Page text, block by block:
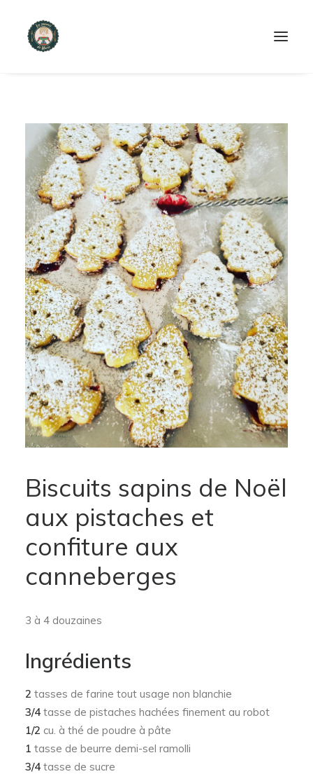
PRODUITS ET SERVICES
NOUS CONTACTER
RECETTES
FAQ
SEARCH
Biscuits sapins de Noël
aux pistaches et
confiture aux
canneberges
3 à 4 douzaines
Ingrédients
2 tasses de farine tout usage non blanchie
3/4 tasse de pistaches hachées finement au robot
1/2 cu. à thé de poudre à pâte
1 tasse de beurre demi-sel ramolli
3/4 tasse de sucre